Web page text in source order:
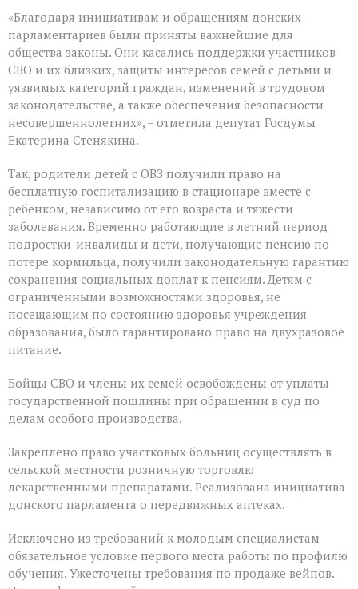
«Благодаря инициативам и обращениям донских
парламентариев были приняты важнейшие для
общества законы. Они касались поддержки участников
СВО и их близких, защиты интересов семей с детьми и
уязвимых категорий граждан, изменений в трудовом
законодательстве, а также обеспечения безопасности
несовершеннолетних», – отметила депутат Госдумы
Екатерина Стенякина.
Так, родители детей с ОВЗ получили право на
бесплатную госпитализацию в стационаре вместе с
ребенком, независимо от его возраста и тяжести
заболевания. Временно работающие в летний период
подростки-инвалиды и дети, получающие пенсию по
потере кормильца, получили законодательную гарантию
сохранения социальных доплат к пенсиям. Детям с
ограниченными возможностями здоровья, не
посещающим по состоянию здоровья учреждения
образования, было гарантировано право на двухразовое
питание.
Бойцы СВО и члены их семей освобождены от уплаты
государственной пошлины при обращении в суд по
делам особого производства.
Закреплено право участковых больниц осуществлять в
сельской местности розничную торговлю
лекарственными препаратами. Реализована инициатива
донского парламента о передвижных аптеках.
Исключено из требований к молодым специалистам
обязательное условие первого места работы по профилю
обучения. Ужесточены требования по продаже вейпов.